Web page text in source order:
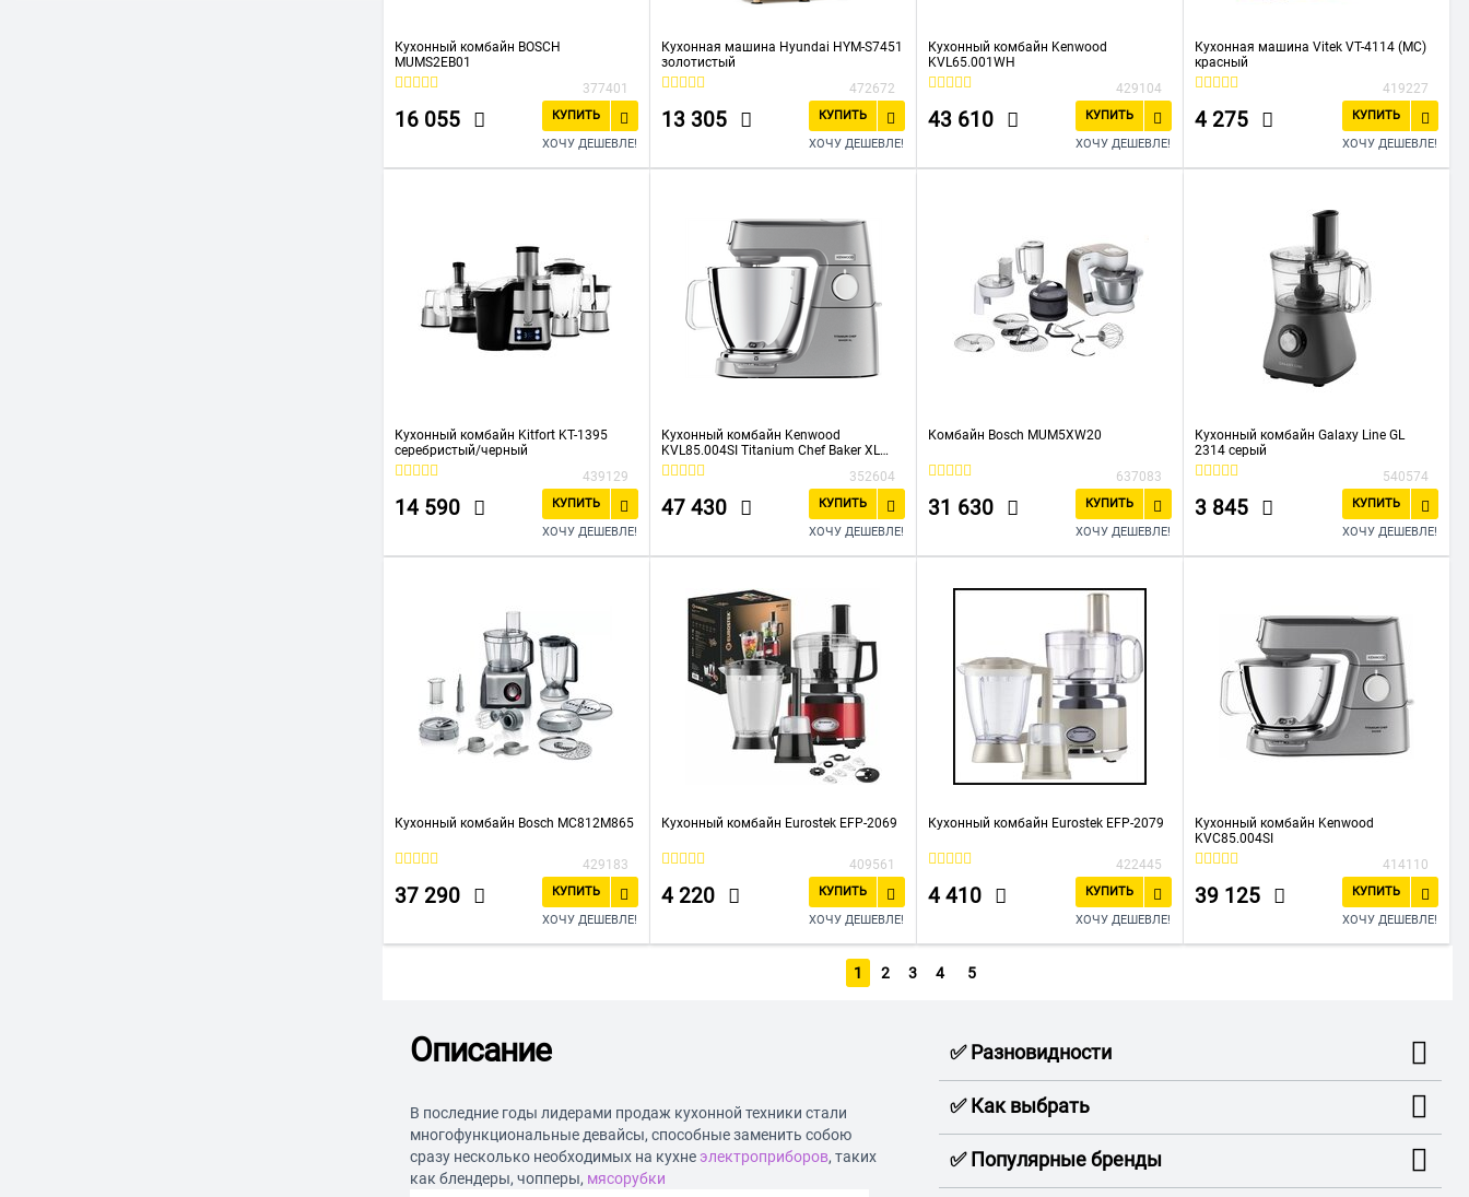
Кухонный комбайн BOSCH
MUMS2EB01
377401
16 055
КУПИТЬ
ХОЧУ ДЕШЕВЛЕ!
Кухонная машина Hyundai HYM-S7451
золотистый
472672
13 305
КУПИТЬ
ХОЧУ ДЕШЕВЛЕ!
Кухонный комбайн Kenwood
KVL65.001WH
429104
43 610
КУПИТЬ
ХОЧУ ДЕШЕВЛЕ!
Кухонная машина Vitek VT-4114 (MC)
красный
419227
4 275
КУПИТЬ
ХОЧУ ДЕШЕВЛЕ!
Кухонный комбайн Kitfort KT-1395
серебристый/черный
439129
14 590
КУПИТЬ
ХОЧУ ДЕШЕВЛЕ!
Кухонный комбайн Kenwood
KVL85.004SI Titanium Chef Baker XL
серебристый
352604
47 430
КУПИТЬ
ХОЧУ ДЕШЕВЛЕ!
Комбайн Bosch MUM5XW20
637083
31 630
КУПИТЬ
ХОЧУ ДЕШЕВЛЕ!
Кухонный комбайн Galaxy Line GL
2314 серый
540574
3 845
КУПИТЬ
ХОЧУ ДЕШЕВЛЕ!
Кухонный комбайн Bosch MC812M865
429183
37 290
КУПИТЬ
ХОЧУ ДЕШЕВЛЕ!
Кухонный комбайн Eurostek EFP-2069
409561
4 220
КУПИТЬ
ХОЧУ ДЕШЕВЛЕ!
Кухонный комбайн Eurostek EFP-2079
422445
4 410
КУПИТЬ
ХОЧУ ДЕШЕВЛЕ!
Кухонный комбайн Kenwood
KVC85.004SI
414110
39 125
КУПИТЬ
ХОЧУ ДЕШЕВЛЕ!
1 2 3 4 5
Описание
В последние годы лидерами продаж кухонной техники стали
многофункциональные девайсы, способные заменить собою
сразу несколько необходимых на кухнеэлектроприборов, таких
как блендеры, чопперы, мясорубки
✅ Разновидности
✅ Как выбрать
✅ Популярные бренды